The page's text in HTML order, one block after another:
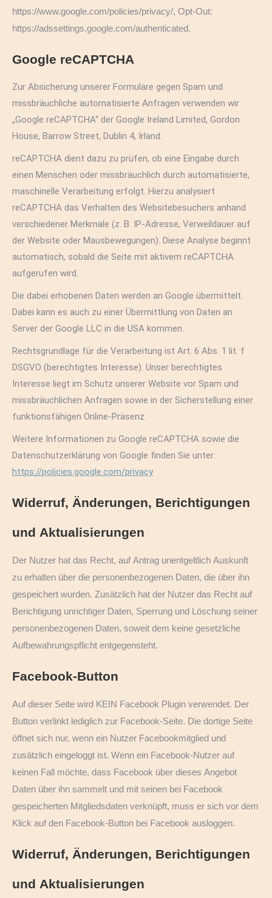
https://www.google.com/policies/privacy/, Opt-Out:
https://adssettings.google.com/authenticated.
Google reCAPTCHA
Zur Absicherung unserer Formulare gegen Spam und
missbräuchliche automatisierte Anfragen verwenden wir
„Google reCAPTCHA“ der Google Ireland Limited, Gordon
House, Barrow Street, Dublin 4, Irland.
reCAPTCHA dient dazu zu prüfen, ob eine Eingabe durch
einen Menschen oder missbräuchlich durch automatisierte,
maschinelle Verarbeitung erfolgt. Hierzu analysiert
reCAPTCHA das Verhalten des Websitebesuchers anhand
verschiedener Merkmale (z. B. IP-Adresse, Verweildauer auf
der Website oder Mausbewegungen). Diese Analyse beginnt
automatisch, sobald die Seite mit aktivem reCAPTCHA
aufgerufen wird.
Die dabei erhobenen Daten werden an Google übermittelt.
Dabei kann es auch zu einer Übermittlung von Daten an
Server der Google LLC in die USA kommen.
Rechtsgrundlage für die Verarbeitung ist Art. 6 Abs. 1 lit. f
DSGVO (berechtigtes Interesse). Unser berechtigtes
Interesse liegt im Schutz unserer Website vor Spam und
missbräuchlichen Anfragen sowie in der Sicherstellung einer
funktionsfähigen Online-Präsenz.
Weitere Informationen zu Google reCAPTCHA sowie die
Datenschutzerklärung von Google finden Sie unter:
https://policies.google.com/privacy
Widerruf, Änderungen, Berichtigungen
und Aktualisierungen
Der Nutzer hat das Recht, auf Antrag unentgeltlich Auskunft
zu erhalten über die personenbezogenen Daten, die über ihn
gespeichert wurden. Zusätzlich hat der Nutzer das Recht auf
Berichtigung unrichtiger Daten, Sperrung und Löschung seiner
personenbezogenen Daten, soweit dem keine gesetzliche
Aufbewahrungspflicht entgegensteht.
Facebook-Button
Auf dieser Seite wird KEIN Facebook Plugin verwendet. Der
Button verlinkt lediglich zur Facebook-Seite. Die dortige Seite
öffnet sich nur, wenn ein Nutzer Facebookmitglied und
zusätzlich eingeloggt ist. Wenn ein Facebook-Nutzer auf
keinen Fall möchte, dass Facebook über dieses Angebot
Daten über ihn sammelt und mit seinen bei Facebook
gespeicherten Mitgliedsdaten verknüpft, muss er sich vor dem
Klick auf den Facebook-Button bei Facebook ausloggen.
Widerruf, Änderungen, Berichtigungen
und Aktualisierungen